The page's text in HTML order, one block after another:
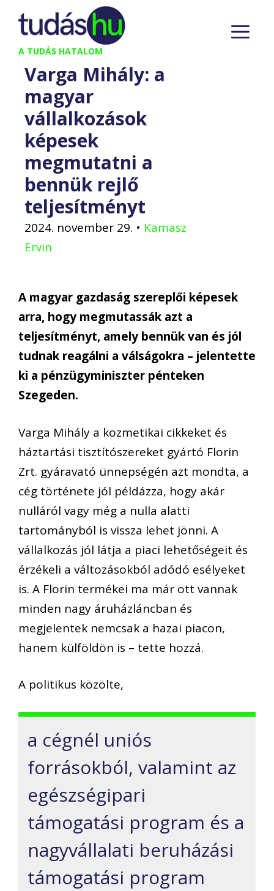
Kilépés
tartalomba
A TUDÁS HATALOM
Varga Mihály: a
magyar
vállalkozások
képesek
megmutatni a
bennük rejlő
teljesítményt
2024. november 29. • Kamasz
Ervin
A magyar gazdaság szereplői képesek
arra, hogy megmutassák azt a
teljesítményt, amely bennük van és jól
tudnak reagálni a válságokra – jelentette
ki a pénzügyminiszter pénteken
Szegeden.
Varga Mihály a kozmetikai cikkeket és
háztartási tisztítószereket gyártó Florin
Zrt. gyáravató ünnepségén azt mondta, a
cég története jól példázza, hogy akár
nulláról vagy még a nulla alatti
tartományból is vissza lehet jönni. A
vállalkozás jól látja a piaci lehetőségeit és
érzékeli a változásokból adódó esélyeket
is. A Florin termékei ma már ott vannak
minden nagy áruházláncban és
megjelentek nemcsak a hazai piacon,
hanem külföldön is – tette hozzá.
A politikus közölte,
a cégnél uniós
forrásokból, valamint az
egészségipari
támogatási program és a
nagyvállalati beruházási
támogatási program